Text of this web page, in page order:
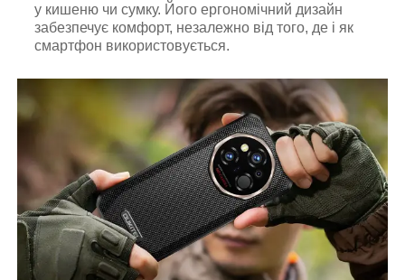
у кишеню чи сумку. Його ергономічний дизайн
забезпечує комфорт, незалежно від того, де і як
смартфон використовується.